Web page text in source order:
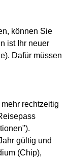
können Sie
ist Ihr neuer
Dafür müssen
rechtzeitig
gültig und
(Chip),